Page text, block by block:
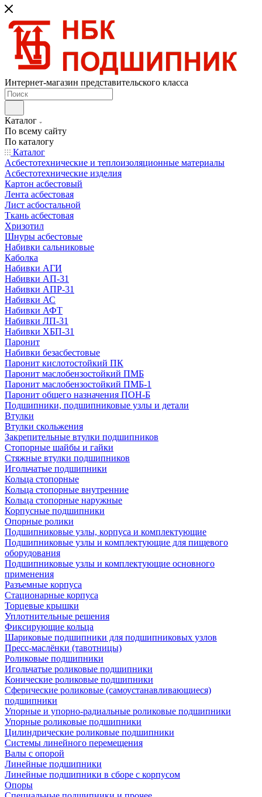
Интернет-магазин представительского класса
Каталог
По всему сайту
По каталогу
Каталог
Асбестотехнические и теплоизоляционные материалы
Асбестотехнические изделия
Картон асбестовый
Лента асбестовая
Лист асбостальной
Ткань асбестовая
Хризотил
Шнуры асбестовые
Набивки сальниковые
Каболка
Набивки АГИ
Набивки АП-31
Набивки АПР-31
Набивки АС
Набивки АФТ
Набивки ЛП-31
Набивки ХБП-31
Паронит
Набивки безасбестовые
Паронит кислотостойкий ПК
Паронит маслобензостойкий ПМБ
Паронит маслобензостойкий ПМБ-1
Паронит общего назначения ПОН-Б
Подшипники, подшипниковые узлы и детали
Втулки
Втулки скольжения
Закрепительные втулки подшипников
Стопорные шайбы и гайки
Стяжные втулки подшипников
Игольчатые подшипники
Кольца стопорные
Кольца стопорные внутренние
Кольца стопорные наружные
Корпусные подшипники
Опорные ролики
Подшипниковые узлы, корпуса и комплектующие
Подшипниковые узлы и комплектующие для пищевого
оборудования
Подшипниковые узлы и комплектующие основного
применения
Разъемные корпуса
Стационарные корпуса
Торцевые крышки
Уплотнительные решения
Фиксирующие кольца
Шариковые подшипники для подшипниковых узлов
Пресс-маслёнки (тавотницы)
Роликовые подшипники
Игольчатые роликовые подшипники
Конические роликовые подшипники
Сферические роликовые (самоустанавливающиеся)
подшипники
Упорные и упорно-радиальные роликовые подшипники
Упорные роликовые подшипники
Цилиндрические роликовые подшипники
Системы линейного перемещения
Валы с опорой
Линейные подшипники
Линейные подшипники в сборе с корпусом
Опоры